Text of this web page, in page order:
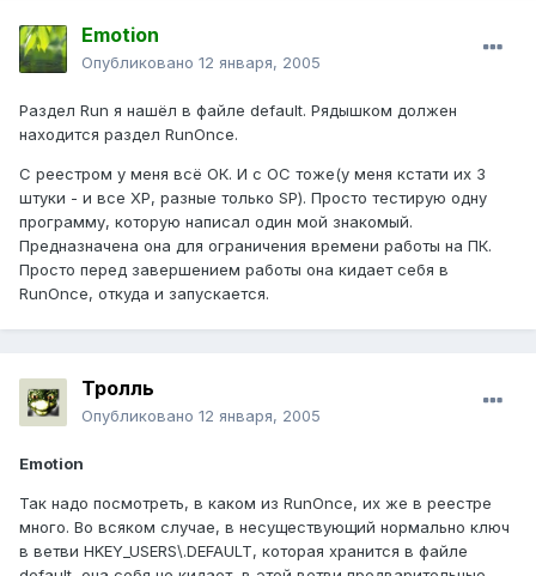
Emotion
Опубликовано 12 января, 2005
Раздел Run я нашёл в файле default. Рядышком должен
находится раздел RunOnce.
С реестром у меня всё ОК. И с ОС тоже(у меня кстати их 3
штуки - и все ХР, разные только SP). Просто тестирую одну
программу, которую написал один мой знакомый.
Предназначена она для ограничения времени работы на ПК.
Просто перед завершением работы она кидает себя в
RunOnce, откуда и запускается.
Тролль
Опубликовано 12 января, 2005
Emotion
Так надо посмотреть, в каком из RunOnce, их же в реестре
много. Во всяком случае, в несуществующий нормально ключ
в ветви HKEY_USERS\.DEFAULT, которая хранится в файле